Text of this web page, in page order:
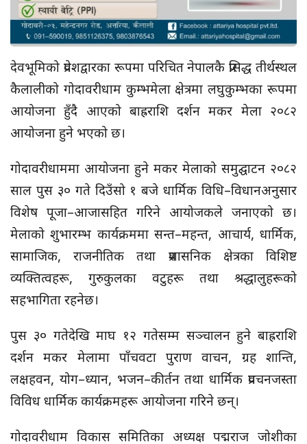
देवभूमिको प्रवेशद्वारका रूपमा परिचित नेपालकै प्रसिद्ध तीर्थस्थल
कैलालीको गोदावरीधाम कुम्भमेला क्षेत्रमा लघुकुम्भका रूपमा
आयोजना हुँदै आएको बाह्रराशि दर्शन मकर मेला २०८२
आयोजना हुने भएको छ।
गोदावरीधाममा आयोजना हुने मकर मेलाको समुद्घाटन २०८२
साल पुस ३० गते दिउँसो १ बजे धार्मिक विधि–विधानअनुसार
विशेष पूजा–आजासहित गरिने आयोजकले जनाएको छ।
मेलाको शुभारम्भ कार्यक्रममा सन्त–महन्त, आचार्य, धार्मिक,
सामाजिक, राजनीतिक तथा प्रशासनिक क्षेत्रका विशिष्ट
व्यक्तित्वहरू, गुरुकुलका वटुहरू तथा श्रद्धालुहरूको
सहभागिता रहनेछ।
पुस ३० गतेदेखि माघ १२ गतेसम्म सञ्चालन हुने बाह्रराशि
दर्शन मकर मेलामा पाँचवटा पुराण वाचन, ग्रह शान्ति,
लक्षहवन, योग–ध्यान, भजन–कीर्तन तथा धार्मिक प्रवचनजस्ता
विविध धार्मिक कार्यक्रमहरू आयोजना गरिने छन्।
गोदावरीधाम विकास समितिका अध्यक्ष पद्मराज जोशीका